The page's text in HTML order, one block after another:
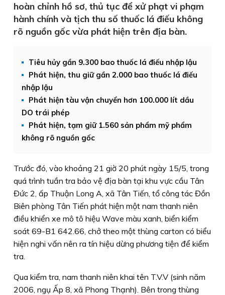
hoàn chỉnh hồ sơ, thủ tục để xử phạt vi phạm
hành chính và tịch thu số thuốc lá điếu không
rõ nguồn gốc vừa phát hiện trên địa bàn.
Tiêu hủy gần 9.300 bao thuốc lá điếu nhập lậu
Phát hiện, thu giữ gần 2.000 bao thuốc lá điếu
nhập lậu
Phát hiện tàu vận chuyển hơn 100.000 lít dầu
DO trái phép
Phát hiện, tạm giữ 1.560 sản phẩm mỹ phẩm
không rõ nguồn gốc
Trước đó, vào khoảng 21 giờ 20 phút ngày 15/5, trong
quá trình tuần tra bảo vệ địa bàn tại khu vực cầu Tân
Đức 2, ấp Thuận Long A, xã Tân Tiến, tổ công tác Đồn
Biên phòng Tân Tiến phát hiện một nam thanh niên
điều khiển xe mô tô hiệu Wave màu xanh, biển kiểm
soát 69-B1 642.66, chở theo một thùng carton có biểu
hiện nghi vấn nên ra tín hiệu dừng phương tiện để kiểm
tra.
Qua kiểm tra, nam thanh niên khai tên T.V.V (sinh năm
2006, ngụ Ấp 8, xã Phong Thạnh). Bên trong thùng